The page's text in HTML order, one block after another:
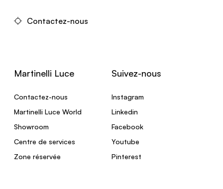
Contactez-nous
Martinelli Luce
Contactez-nous
Martinelli Luce World
Showroom
Centre de services
Zone réservée
Suivez-nous
Instagram
Linkedin
Facebook
Youtube
Pinterest